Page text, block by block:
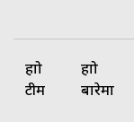
हाम्रो
टीम
हाम्रो
बारेमा